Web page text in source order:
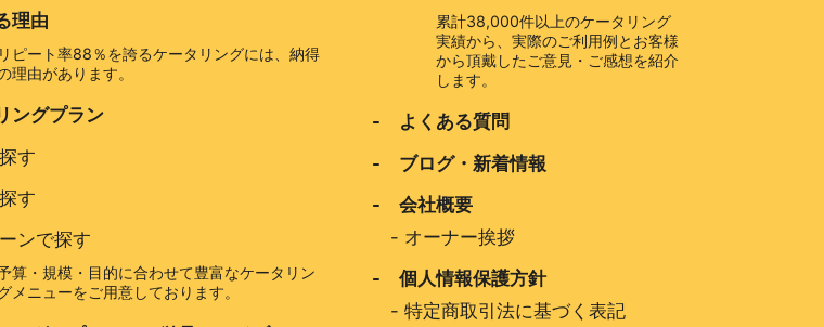
理由
リピート率88％を誇るケータリングには、納得
理由があります。
グプラン
す
す
ンで探す
算・規模・目的に合わせて豊富なケータリン
メニューをご用意しております。
累計38,000件以上のケータリング
実績から、実際のご利用例とお客様
から頂戴したご意見・ご感想を紹介
します。
- よくある質問
- ブログ・新着情報
- 会社概要
- オーナー挨拶
- 個人情報保護方針
- 特定商取引法に基づく表記